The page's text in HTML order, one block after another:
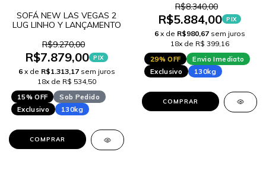
SOFÁ NEW LAS VEGAS 2
LUG LINHO Y LANÇAMENTO
R$9.270,00
R$7.879,00 PIX
6 x de R$1.313,17 sem juros
18x de R$ 534,50
15% OFF
Sob Pedido
Exclusivo
130kg
COMPRAR
R$8.340,00
R$5.884,00 PIX
6 x de R$980,67 sem juros
18x de R$ 399,16
29% OFF
Envio Imediato
Exclusivo
130kg
COMPRAR